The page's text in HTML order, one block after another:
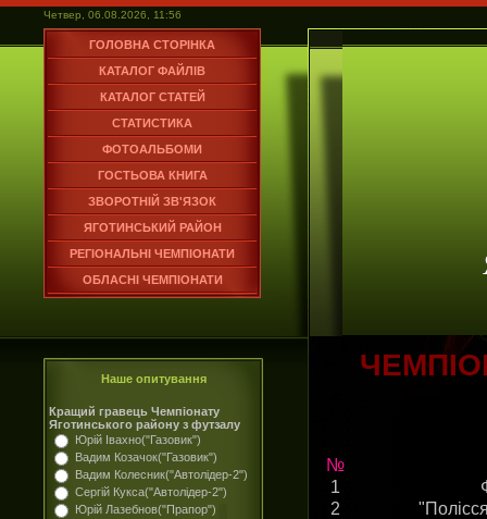
Четвер, 06.08.2026, 11:56
ГОЛОВНА СТОРІНКА
КАТАЛОГ ФАЙЛІВ
КАТАЛОГ СТАТЕЙ
СТАТИСТИКА
ФОТОАЛЬБОМИ
ГОСТЬОВА КНИГА
ЗВОРОТНІЙ ЗВ'ЯЗОК
ЯГОТИНСЬКИЙ РАЙОН
РЕГІОНАЛЬНІ ЧЕМПІОНАТИ
ОБЛАСНІ ЧЕМПІОНАТИ
Наше опитування
Кращий гравець Чемпіонату
Яготинського району з футзалу
Юрій Івахно("Газовик")
Вадим Козачок("Газовик")
Вадим Колесник("Автолідер-2")
Сергій Кукса("Автолідер-2")
Юрій Лазебнов("Прапор")
№
1
2